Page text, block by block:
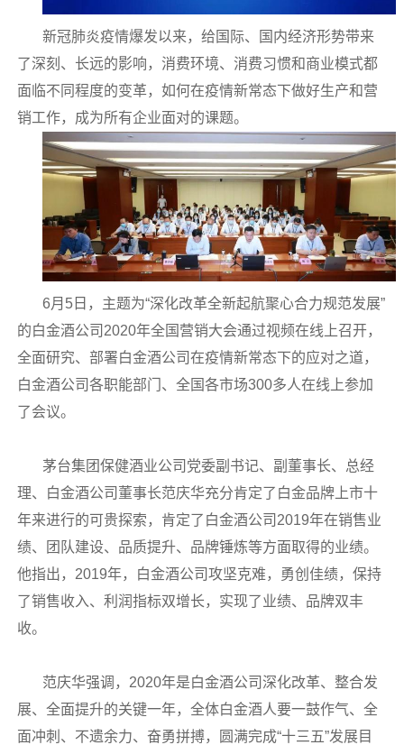
新冠肺炎疫情爆发以来，给国际、国内经济形势带来
了深刻、长远的影响，消费环境、消费习惯和商业模式都
面临不同程度的变革，如何在疫情新常态下做好生产和营
销工作，成为所有企业面对的课题。
6月5日，主题为“深化改革全新起航聚心合力规范发展”
的白金酒公司2020年全国营销大会通过视频在线上召开，
全面研究、部署白金酒公司在疫情新常态下的应对之道，
白金酒公司各职能部门、全国各市场300多人在线上参加
了会议。
茅台集团保健酒业公司党委副书记、副董事长、总经
理、白金酒公司董事长范庆华充分肯定了白金品牌上市十
年来进行的可贵探索，肯定了白金酒公司2019年在销售业
绩、团队建设、品质提升、品牌锤炼等方面取得的业绩。
他指出，2019年，白金酒公司攻坚克难，勇创佳绩，保持
了销售收入、利润指标双增长，实现了业绩、品牌双丰
收。
范庆华强调，2020年是白金酒公司深化改革、整合发
展、全面提升的关键一年，全体白金酒人要一鼓作气、全
面冲刺、不遗余力、奋勇拼搏，圆满完成“十三五”发展目